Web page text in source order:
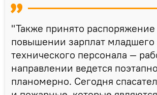
"Также принято распоряжение
повышении зарплат младшего
технического персонала —
направлении ведется
планомерно. Сегодня